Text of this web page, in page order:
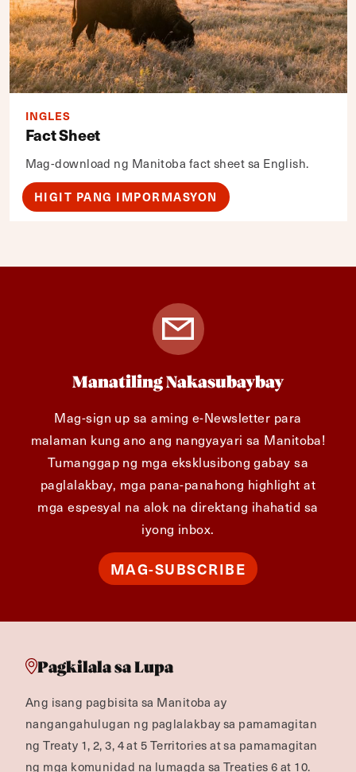
INGLES
Fact Sheet
Mag-download ng Manitoba fact sheet sa English.
HIGIT PANG IMPORMASYON
Manatiling Nakasubaybay
Mag-sign up sa aming e-Newsletter para
malaman kung ano ang nangyayari sa Manitoba!
Tumanggap ng mga eksklusibong gabay sa
paglalakbay, mga pana-panahong highlight at
mga espesyal na alok na direktang ihahatid sa
iyong inbox.
MAG-SUBSCRIBE
Pagkilala sa Lupa
Ang isang pagbisita sa Manitoba ay
nangangahulugan ng paglalakbay sa pamamagitan
ng Treaty 1, 2, 3, 4 at 5 Territories at sa pamamagitan
ng mga komunidad na lumagda sa Treaties 6 at 10.